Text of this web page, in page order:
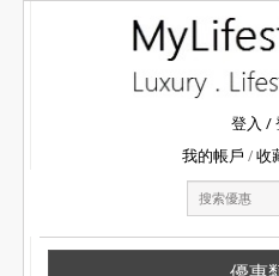
登入 /
我的帳戶
收